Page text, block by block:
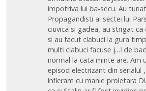
impotriva lui ba-secu. Au
Propagandisti ai sectei lui
ciuvica si gadea, au strigat
si au facut clabuci la gura
multi clabuci facuse j…l de
normal la cata minte are. Am
episod electrizant din serialul
infieram cu manie proletara